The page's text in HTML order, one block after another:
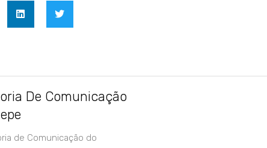
De Comunicação
de Comunicação do